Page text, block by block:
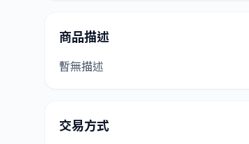
商品描述
暫無描述
交易方式